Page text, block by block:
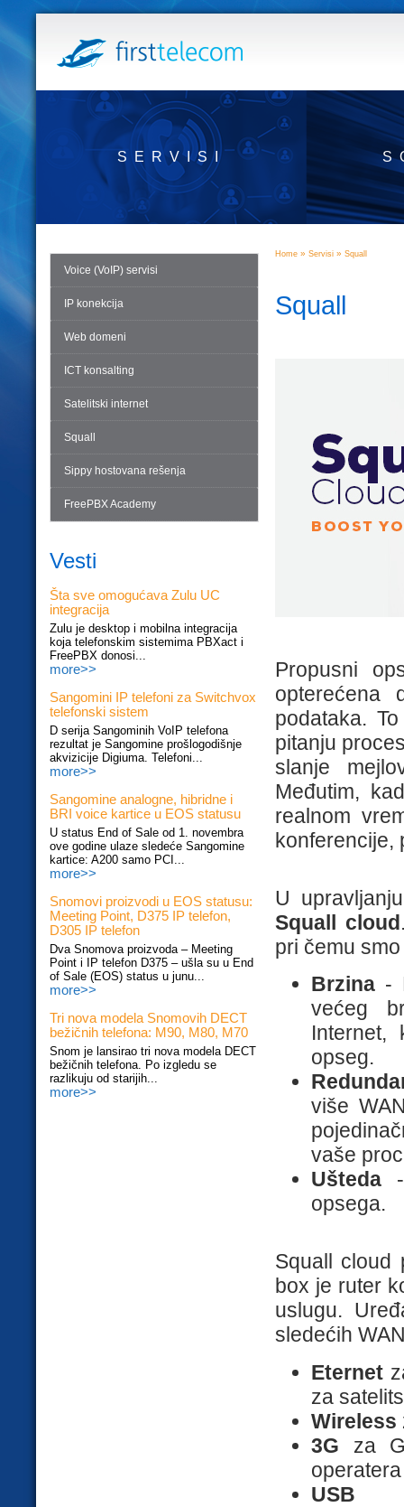
SERVISI
Voice (VoIP) servisi
IP konekcija
Web domeni
ICT konsalting
Satelitski internet
Squall
Sippy hostovana rešenja
FreePBX Academy
Vesti
Šta sve omogućava Zulu UC
integracija
Zulu je desktop i mobilna integracija
koja telefonskim sistemima PBXact i
FreePBX donosi...
more>>
Sangomini IP telefoni za Switchvox
telefonski sistem
D serija Sangominih VoIP telefona
rezultat je Sangomine prošlogodišnje
akvizicije Digiuma. Telefoni...
more>>
Sangomine analogne, hibridne i
BRI voice kartice u EOS statusu
U status End of Sale od 1. novembra
ove godine ulaze sledeće Sangomine
kartice: A200 samo PCI...
more>>
Snomovi proizvodi u EOS statusu:
Meeting Point, D375 IP telefon,
D305 IP telefon
Dva Snomova proizvoda – Meeting
Point i IP telefon D375 – ušla su u End
of Sale (EOS) status u junu...
more>>
Tri nova modela Snomovih DECT
bežičnih telefona: M90, M80, M70
Snom je lansirao tri nova modela DECT
bežičnih telefona. Po izgledu se
razlikuju od starijih...
more>>
Home » Servisi » Squall
Squall
Propusni
opterećena
podataka.
pitanju
slanje
Međutim,
realnom
konferencije,
U
Squall cloud
pri čemu
Brzina -
većeg
Internet,
opseg.
više
vaše
Ušteda
opsega.
Squall cloud
box je ruter
uslugu.
sledećih
Eternet
za
Wireless
3G za
operatera
USB